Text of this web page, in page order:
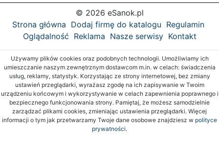
© 2026 eSanok.pl
Strona główna Dodaj firmę do katalogu Regulamin
Oglądalność Reklama Nasze serwisy Kontakt
Używamy plików cookies oraz podobnych technologii. Umożliwiamy ich
umieszczanie naszym zewnętrznym dostawcom m.in. w celach: świadczenia
usług, reklamy, statystyk. Korzystając ze strony internetowej, bez zmiany
ustawień przeglądarki, wyrażasz zgodę na ich zapisywanie w Twoim
urządzeniu końcowym i wykorzystywanie w celach zapewnienia poprawnego i
bezpiecznego funkcjonowania strony. Pamiętaj, że możesz samodzielnie
zarządzać plikami cookies, zmieniając ustawienia przeglądarki. Więcej
informacji o tym jak przetwarzamy Twoje dane osobowe znajdziesz w polityce
prywatności.